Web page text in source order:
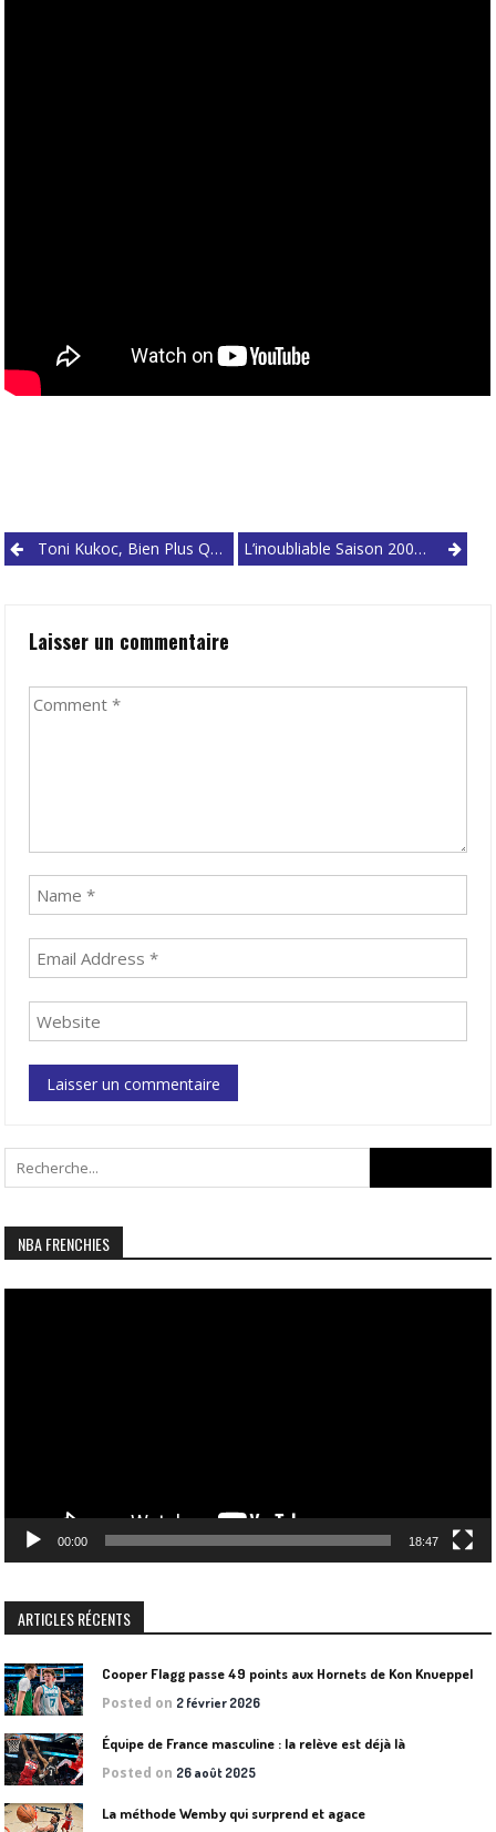
PostToni Kukoc, Bien Plus Qu’un Sixième Homme L’inoubliable Saison 2008 Des Boston Celtics
Laisser un commentaire
for:
NBA FRENCHIES
00:00 18:47
ARTICLES RÉCENTS
Cooper Flagg passe 49 points aux Hornets de Kon Knueppel
Posted on 2 février 2026
Équipe de France masculine : la relève est déjà là
Posted on 26 août 2025
La méthode Wemby qui surprend et agace